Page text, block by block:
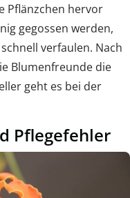
Pflänzchen hervor
gegossen werden,
verfaulen. Nach
Blumenfreunde die
geht es bei der
Pflegefehler